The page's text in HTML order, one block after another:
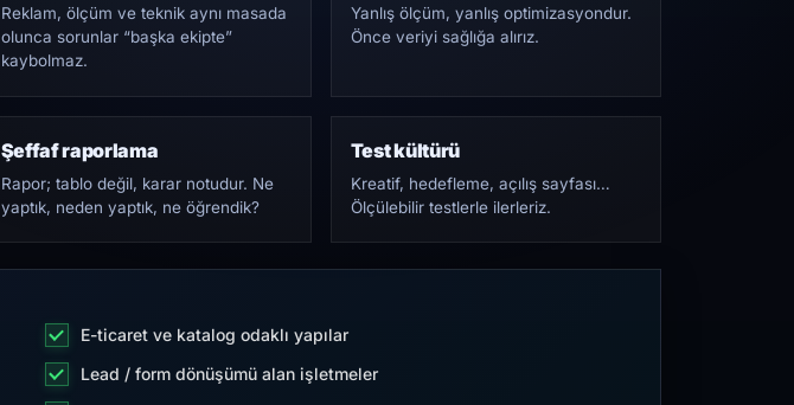
Reklam, ölçüm ve teknik aynı masada
olunca sorunlar “başka ekipte”
kaybolmaz.
Yanlış ölçüm, yanlış optimizasyondur.
Önce veriyi sağlığa alırız.
Şeffaf raporlama
Rapor; tablo değil, karar notudur. Ne
yaptık, neden yaptık, ne öğrendik?
Test kültürü
Kreatif, hedefleme, açılış sayfası…
Ölçülebilir testlerle ilerleriz.
E-ticaret ve katalog odaklı yapılar
Lead / form dönüşümü alan işletmeler